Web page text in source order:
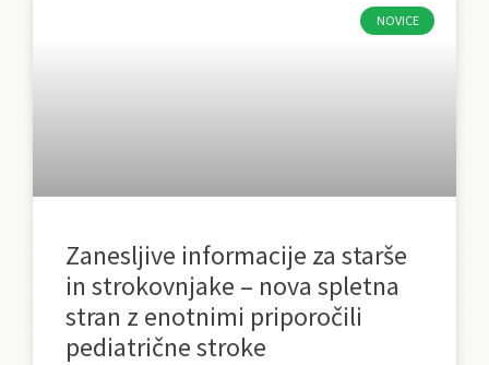
NOVICE
Zanesljive informacije za starše
in strokovnjake – nova spletna
stran z enotnimi priporočili
pediatrične stroke